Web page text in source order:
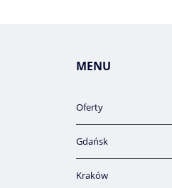
MENU
Oferty
Gdańsk
Kraków